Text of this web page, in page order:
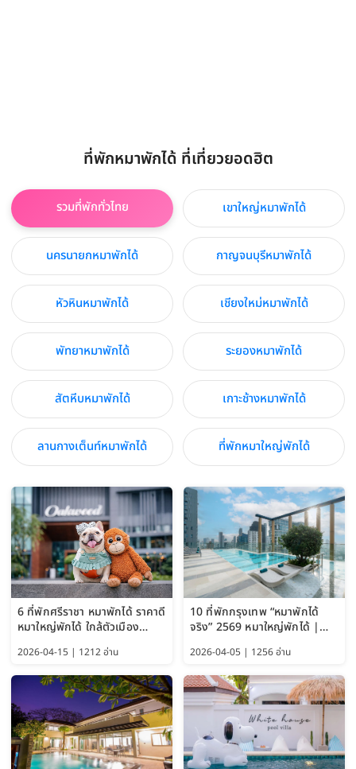
ที่พักหมาพักได้ ที่เที่ยวยอดฮิต
รวมที่พักทั่วไทย เขาใหญ่หมาพักได้
นครนายกหมาพักได้ กาญจนบุรีหมาพักได้
หัวหินหมาพักได้ เชียงใหม่หมาพักได้
พัทยาหมาพักได้ ระยองหมาพักได้
สัตหีบหมาพักได้ เกาะช้างหมาพักได้
ลานกางเต็นท์หมาพักได้ ที่พักหมาใหญ่พักได้
6 ที่พักศรีราชา หมาพักได้ ราคาดี
หมาใหญ่พักได้ ใกล้ตัวเมือง
2026-04-15 | 1212 อ่าน
10 ที่พักกรุงเทพ “หมาพักได้
จริง” 2569 หมาใหญ่พักได้ |
Bangkok อัปเดตล่าสุด
2026-04-05 | 1256 อ่าน